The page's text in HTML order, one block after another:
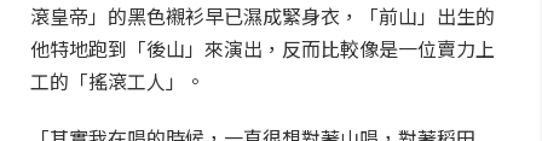
滾皇帝」的黑色襯衫早已濕成緊身衣，「前山」出生的
他特地跑到「後山」來演出，反而比較像是一位賣力上
工的「搖滾工人」。